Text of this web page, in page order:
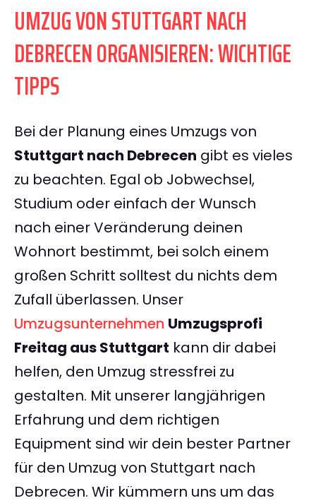
UMZUG VON STUTTGART NACH
DEBRECEN ORGANISIEREN: WICHTIGE
TIPPS
Bei der Planung eines Umzugs von
Stuttgart nach Debrecen gibt es vieles
zu beachten. Egal ob Jobwechsel,
Studium oder einfach der Wunsch
nach einer Veränderung deinen
Wohnort bestimmt, bei solch einem
großen Schritt solltest du nichts dem
Zufall überlassen. Unser
Umzugsunternehmen Umzugsprofi
Freitag aus Stuttgart kann dir dabei
helfen, den Umzug stressfrei zu
gestalten. Mit unserer langjährigen
Erfahrung und dem richtigen
Equipment sind wir dein bester Partner
für den Umzug von Stuttgart nach
Debrecen. Wir kümmern uns um das